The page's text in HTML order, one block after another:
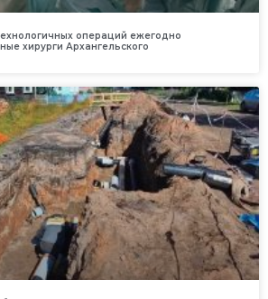
операций ежегодно
хирурги Архангельского